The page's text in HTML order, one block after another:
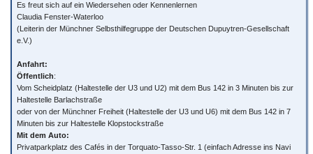
Es freut sich auf ein Wiedersehen oder Kennenlernen
Claudia Fenster-Waterloo
(Leiterin der Münchner Selbsthilfegruppe der Deutschen Dupuytren-Gesellschaft
e.V.)
Anfahrt:
Öffentlich:
Vom Scheidplatz (Haltestelle der U3 und U2) mit dem Bus 142 in 3 Minuten bis zur
Haltestelle Barlachstraße
oder von der Münchner Freiheit (Haltestelle der U3 und U6) mit dem Bus 142 in 7
Minuten bis zur Haltestelle Klopstockstraße
Mit dem Auto:
Privatparkplatz des Cafés in der Torquato-Tasso-Str. 1 (einfach Adresse ins Navi